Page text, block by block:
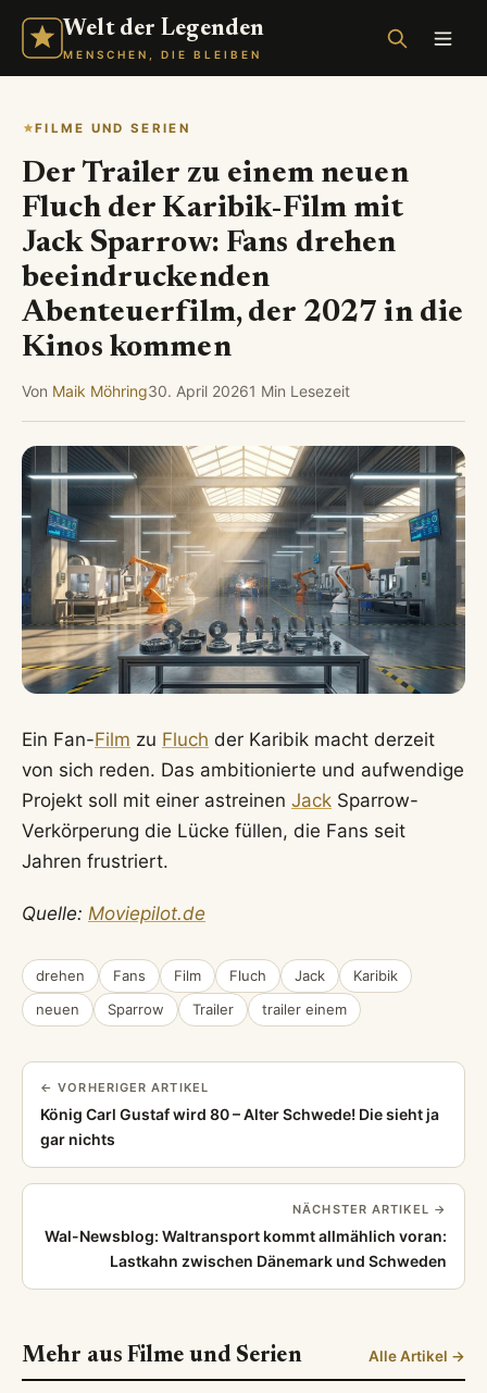
Welt der Legenden
MENSCHEN, DIE BLEIBEN
FILME UND SERIEN
Der Trailer zu einem neuen
Fluch der Karibik-Film mit
Jack Sparrow: Fans drehen
beeindruckenden
Abenteuerfilm, der 2027 in die
Kinos kommen
Von Maik Möhring30. April 20261 Min Lesezeit
Ein Fan-Film zu Fluch der Karibik macht derzeit
von sich reden. Das ambitionierte und aufwendige
Projekt soll mit einer astreinen Jack Sparrow-
Verkörperung die Lücke füllen, die Fans seit
Jahren frustriert.
Quelle: Moviepilot.de
drehen Fans Film Fluch Jack
Karibik
neuen
Sparrow Trailer trailer einem
← VORHERIGER ARTIKEL
König Carl Gustaf wird 80 – Alter Schwede! Die sieht ja
gar nichts
NÄCHSTER ARTIKEL →
Wal-Newsblog: Waltransport kommt allmählich voran:
Lastkahn zwischen Dänemark und Schweden
Mehr aus Filme und Serien Alle Artikel →